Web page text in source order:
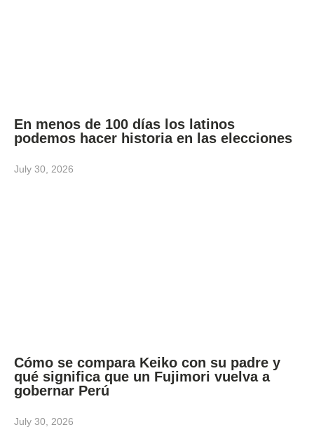
En menos de 100 días los latinos
podemos hacer historia en las elecciones
July 30, 2026
Cómo se compara Keiko con su padre y
qué significa que un Fujimori vuelva a
gobernar Perú
July 30, 2026